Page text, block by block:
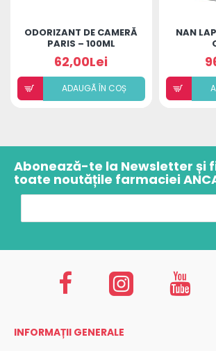
ODORIZANT DE CAMERĂ
PARIS – 100ML
62,00Lei
ADAUGÃ ÎN COȘ
NAN
Abonează-te la Newsletter și
toate noutățile farmaciei
INFORMAȚII GENERALE